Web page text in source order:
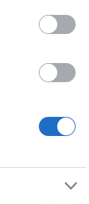
formátumú olasz
életrajzával
Antonio Piromalli
irodalomtörténet-e
digitális
http://
«Bollettino '900». A
Tanszékének online
Régi és kortárs
szerzőket és